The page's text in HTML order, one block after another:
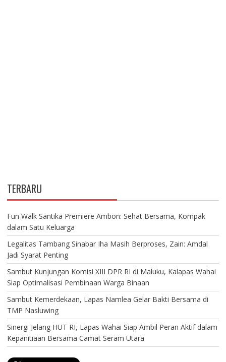
TERBARU
Fun Walk Santika Premiere Ambon: Sehat Bersama, Kompak
dalam Satu Keluarga
Legalitas Tambang Sinabar Iha Masih Berproses, Zain: Amdal
Jadi Syarat Penting
Sambut Kunjungan Komisi XIII DPR RI di Maluku, Kalapas Wahai
Siap Optimalisasi Pembinaan Warga Binaan
Sambut Kemerdekaan, Lapas Namlea Gelar Bakti Bersama di
TMP Nasluwing
Sinergi Jelang HUT RI, Lapas Wahai Siap Ambil Peran Aktif dalam
Kepanitiaan Bersama Camat Seram Utara